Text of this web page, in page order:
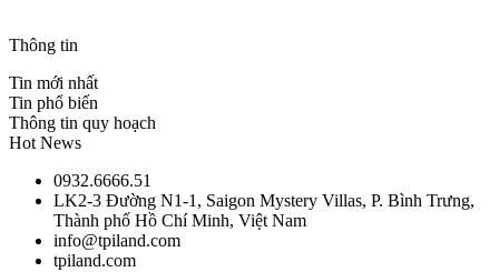
Thông tin
Tin mới nhất
Tin phổ biến
Thông tin quy hoạch
Hot News
0932.6666.51
LK2-3 Đường N1-1, Saigon Mystery Villas, P. Bình Trưng,
Thành phố Hồ Chí Minh, Việt Nam
info@tpiland.com
tpiland.com